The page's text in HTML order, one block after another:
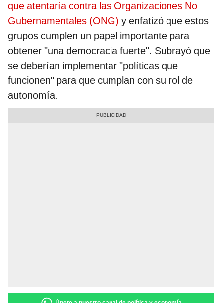
que atentaría contra las Organizaciones No
Gubernamentales (ONG) y enfatizó que estos
grupos cumplen un papel importante para
obtener "una democracia fuerte". Subrayó que
se deberían implementar "políticas que
funcionen" para que cumplan con su rol de
autonomía.